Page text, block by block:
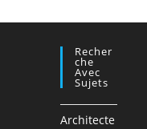
Recher
Che
Avec
Sujets
Architecte